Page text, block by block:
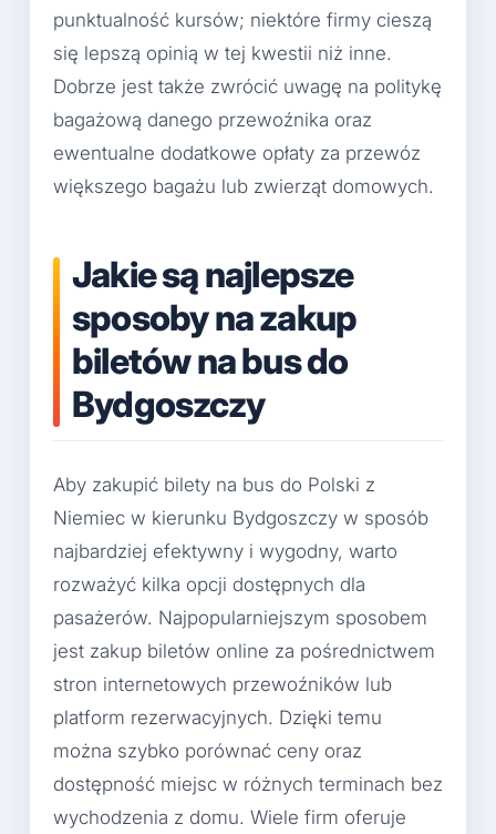
punktualność kursów; niektóre firmy cieszą
się lepszą opinią w tej kwestii niż inne.
Dobrze jest także zwrócić uwagę na politykę
bagażową danego przewoźnika oraz
ewentualne dodatkowe opłaty za przewóz
większego bagażu lub zwierząt domowych.
Jakie są najlepsze
sposoby na zakup
biletów na bus do
Bydgoszczy
Aby zakupić bilety na bus do Polski z
Niemiec w kierunku Bydgoszczy w sposób
najbardziej efektywny i wygodny, warto
rozważyć kilka opcji dostępnych dla
pasażerów. Najpopularniejszym sposobem
jest zakup biletów online za pośrednictwem
stron internetowych przewoźników lub
platform rezerwacyjnych. Dzięki temu
można szybko porównać ceny oraz
dostępność miejsc w różnych terminach bez
wychodzenia z domu. Wiele firm oferuje